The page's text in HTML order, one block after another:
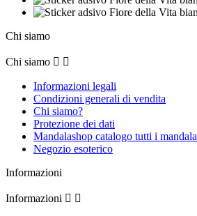
Chi siamo
Chi siamo  
Informazioni legali
Condizioni generali di vendita
Chi siamo?
Protezione dei dati
Mandalashop catalogo tutti i mandala
Negozio esoterico
Informazioni
Informazioni  